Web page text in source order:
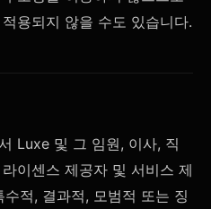
용되지 않을 수도 있습니다.
Luxe 및 그 임원, 이사, 직
이센스 제공자 및 서비스 제
적, 결과적, 모범적 또는 징